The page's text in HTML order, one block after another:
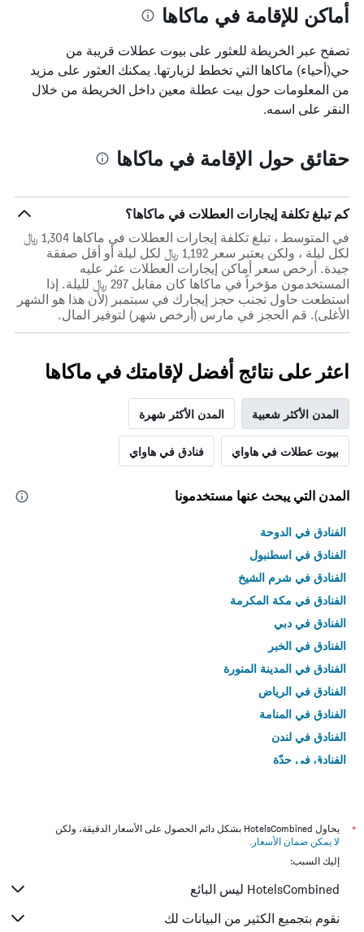
أماكن للإقامة في ماكاها
تصفح عبر الخريطة للعثور على بيوت عطلات قريبة من
حي(أحياء) ماكاها التي تخطط لزيارتها. يمكنك العثور على مزيد
من المعلومات حول بيت عطلة معين داخل الخريطة من خلال
النقر على اسمه.
حقائق حول الإقامة في ماكاها
كم تبلغ تكلفة إيجارات العطلات في ماكاها؟
في المتوسط ، تبلغ تكلفة إيجارات العطلات في ماكاها 1,304 ﷼
لكل ليلة ، ولكن يعتبر سعر 1,192 ﷼ لكل ليلة أو أقل صفقة
جيدة. أرخص سعر أماكن إيجارات العطلات عثر عليه
المستخدمون مؤخراً في ماكاها كان مقابل 297 ﷼ لليلة. إذا
استطعت حاول تجنب حجز إيجارك في سبتمبر (لأن هذا هو الشهر
الأغلى). قم الحجز في مارس (أرخص شهر) لتوفير المال.
اعثر على نتائج أفضل لإقامتك في ماكاها
المدن الأكثر شعبية المدن الأكثر شهرة
بيوت عطلات في هاواي فنادق في هاواي
المدن التي يبحث عنها مستخدمونا
الفنادق في الدوحة
الفنادق في اسطنبول
الفنادق في شرم الشيخ
الفنادق في مكة المكرمة
الفنادق في دبي
الفنادق في الخبر
الفنادق في المدينة المنورة
الفنادق في الرياض
الفنادق في المنامة
الفنادق في لندن
الفنادق في جدّة
*
يحاول HotelsCombined بشكل دائم الحصول على الأسعار الدقيقة، ولكن
لا يمكن ضمان الأسعار .
إليك السبب:
HotelsCombined ليس البائع
نقوم بتجميع الكثير من البيانات لك